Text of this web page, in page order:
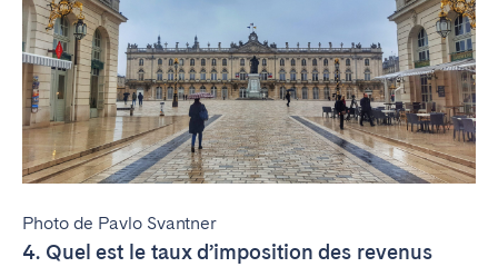
Photo de Pavlo Svantner
4. Quel est le taux d’imposition des revenus